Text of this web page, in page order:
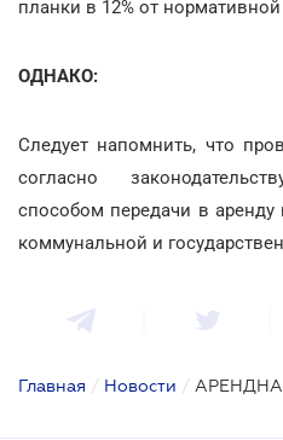
планки в 12% от
ОДНАКО:
Следует напомнить, что
согласно
способом передачи в
коммунальной и
Главная / Новости /